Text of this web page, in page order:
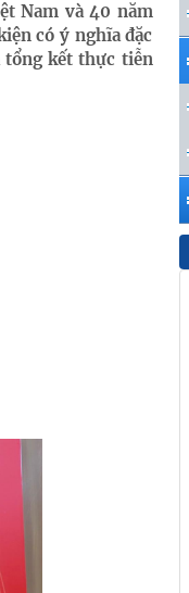
Nam và 40 năm
có ý nghĩa đặc
tổng kết thực tiễn